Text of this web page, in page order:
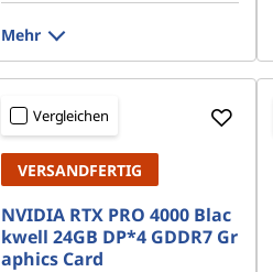
Mehr
Vergleichen
VERSANDFERTIG
NVIDIA RTX PRO 4000 Blac
kwell 24GB DP*4 GDDR7 Gr
aphics Card